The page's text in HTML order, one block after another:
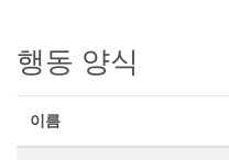
행동 양식
이름